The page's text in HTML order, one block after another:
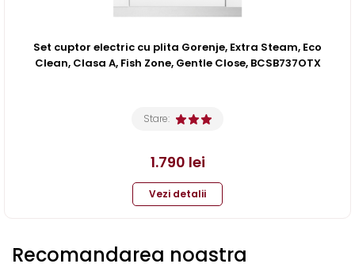
Set cuptor electric cu plita Gorenje, Extra Steam, Eco
Clean, Clasa A, Fish Zone, Gentle Close, BCSB737OTX
Stare:
1.790 lei
Vezi detalii
Recomandarea noastra